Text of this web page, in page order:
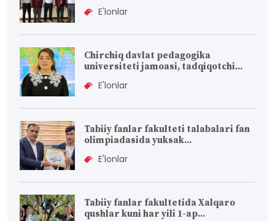
E'lonlar
Chirchiq davlat pedagogika
universiteti jamoasi, tadqiqotchi...
E'lonlar
Tabiiy fanlar fakulteti talabalari fan
olimpiadasida yuksak...
E'lonlar
Tabiiy fanlar fakultetida Xalqaro
qushlar kuni har yili 1-ap...